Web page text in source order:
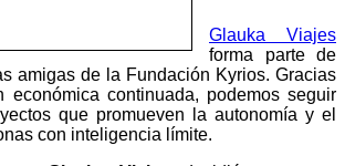
Glauka Viajes
forma parte de
amigas de la Fundación Kyrios. Gracias
económica continuada, podemos seguir
que promueven la autonomía y el
con inteligencia límite.